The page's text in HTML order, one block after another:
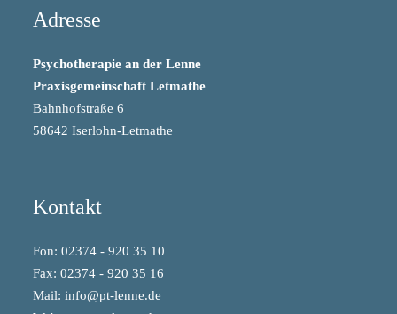
Adresse
Psychotherapie an der Lenne
Praxisgemeinschaft Letmathe
Bahnhofstraße 6
58642 Iserlohn-Letmathe
Kontakt
Fon: 02374 - 920 35 10
Fax: 02374 - 920 35 16
Mail:info@pt-lenne.de